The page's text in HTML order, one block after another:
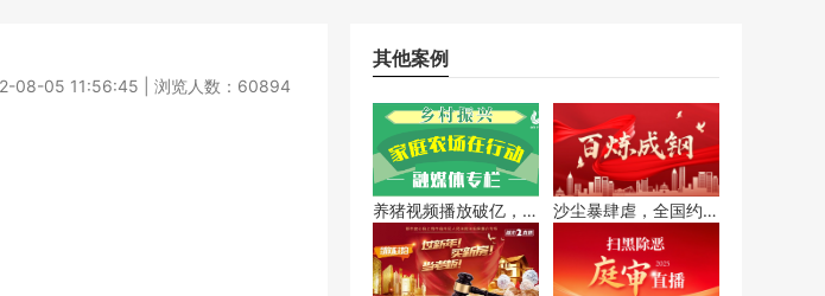
08-05 11:56:45 | 浏览人数：60894
其他案例
养猪视频播放破亿，究
竟有什么魅力？
沙尘暴肆虐，全国约4
亿人集体吃土？